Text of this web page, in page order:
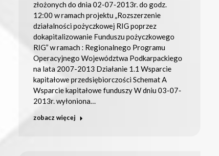
złożonych do dnia 02-07-2013r. do godz.
12:00 w ramach projektu „Rozszerzenie
działalności pożyczkowej RIG poprzez
dokapitalizowanie Funduszu pożyczkowego
RIG” w ramach : Regionalnego Programu
Operacyjnego Województwa Podkarpackiego
na lata 2007-2013 Działanie 1.1 Wsparcie
kapitałowe przedsiębiorczości Schemat A
Wsparcie kapitałowe funduszy W dniu 03-07-
2013r. wyłoniona…
zobacz więcej